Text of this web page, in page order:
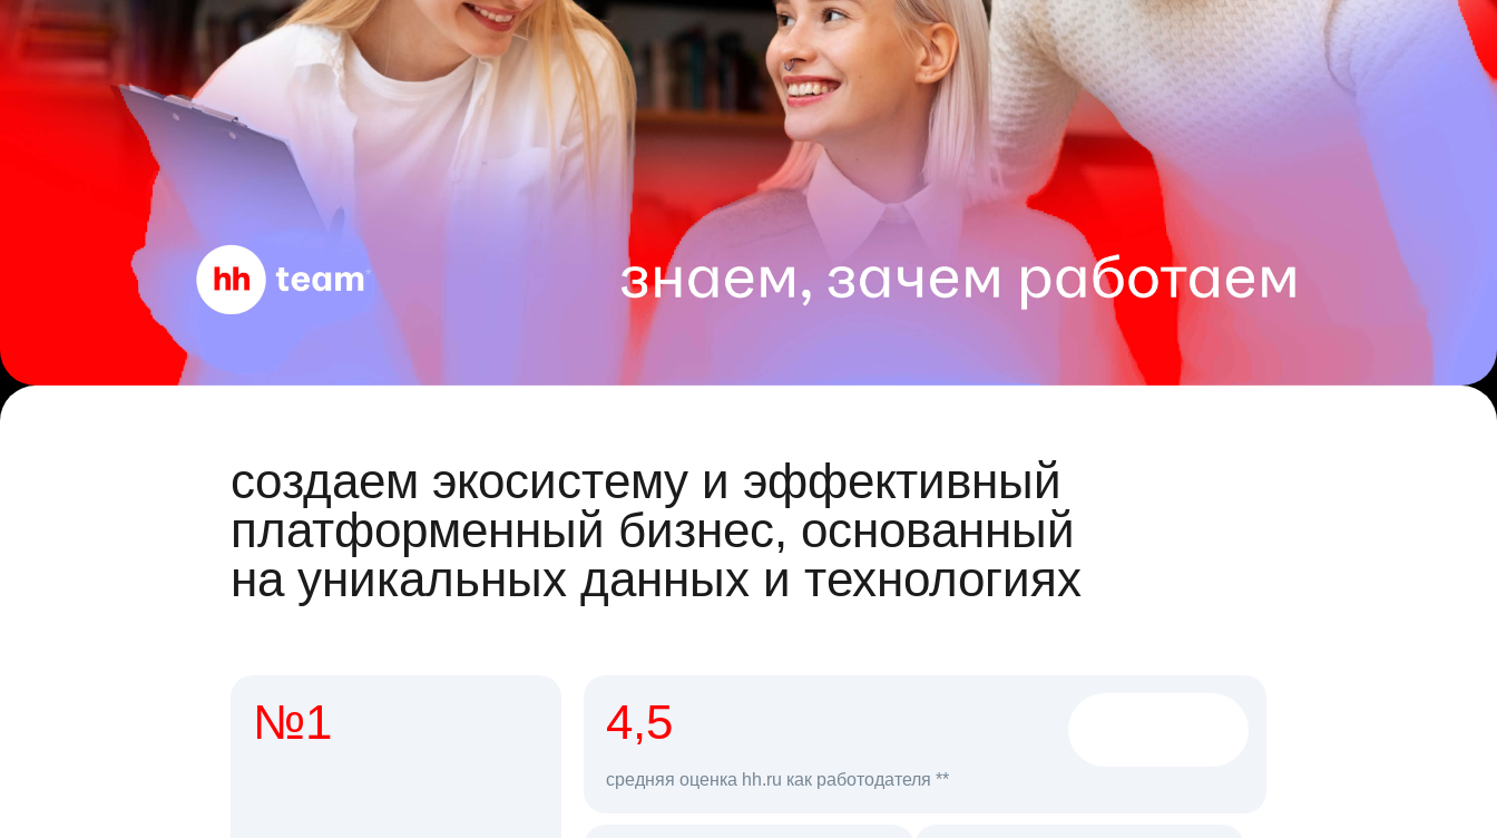
создаем экосистему и эффективный
платформенный бизнес, основанный
на уникальных данных и технологиях
№1 4,5
средняя оценка hh.ru как работодателя **